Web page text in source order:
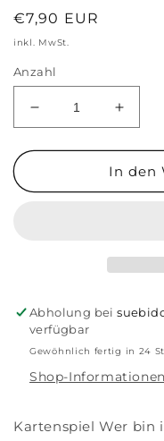
Normaler
Preis
€7,90 EUR
inkl. MwSt.
Anzahl
Verringere
die
Menge
Kartenspiel
Merkspiel
Erhöhe
die
für
In den
Abholung bei
verfügbar
Gewöhnlich fertig in 24
Shop-
Kartenspiel Wer bin